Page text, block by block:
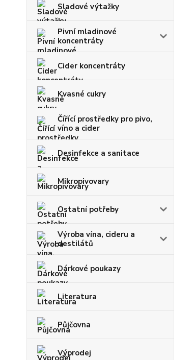
Sladové výtažky
Pivní mladinové
koncentráty
Cider koncentráty
Kvasné cukry
Čířící prostředky pro pivo,
víno a cider
Desinfekce a sanitace
Mikropivovary
Ostatní potřeby
Výroba vína, cideru a
destilátů
Dárkové poukazy
Literatura
Půjčovna
Výprodej